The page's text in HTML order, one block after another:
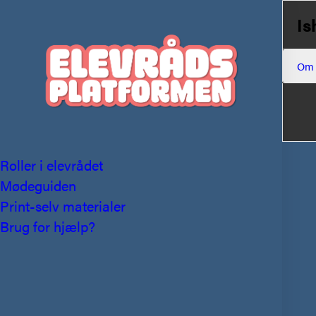
Roller i elevrådet
Mødeguiden
Print-selv materialer
Brug for hjælp?
Om